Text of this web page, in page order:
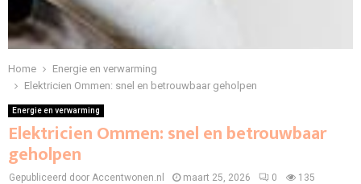
Home
Energie en verwarming
Elektricien Ommen: snel en betrouwbaar geholpen
Energie en verwarming
Elektricien Ommen: snel en betrouwbaar
geholpen
Gepubliceerd door Accentwonen.nl maart 25, 2026 0 135